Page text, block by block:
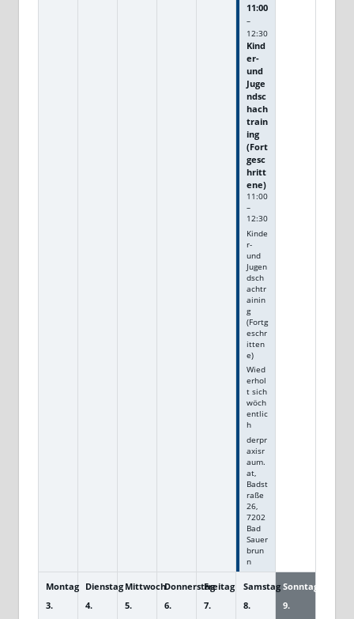
11:00
–
12:30
Kind
er-
und
Juge
ndsc
hach
train
ing
(Fort
gesc
hritt
ene)
11:00
–
12:30
Kinde
r-
und
Jugen
dsch
achtr
ainin
g
(Fortg
eschr
itten
e)
Wied
erhol
t sich
wöch
entlic
h
derpr
axisr
aum.
at,
Badst
raße
26,
7202
Bad
Sauer
brun
n
Montag
3.
Dienstag
4.
Mittwoch
5.
Donnerstag
6.
Freitag
7.
Samstag
8.
Sonntag
9.